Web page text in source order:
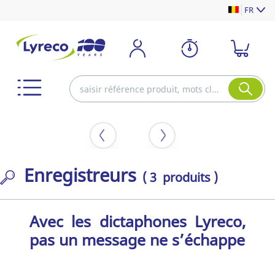
FR
Enregistreurs ( 3 produits )
Avec les dictaphones Lyreco,
pas un message ne s’échappe